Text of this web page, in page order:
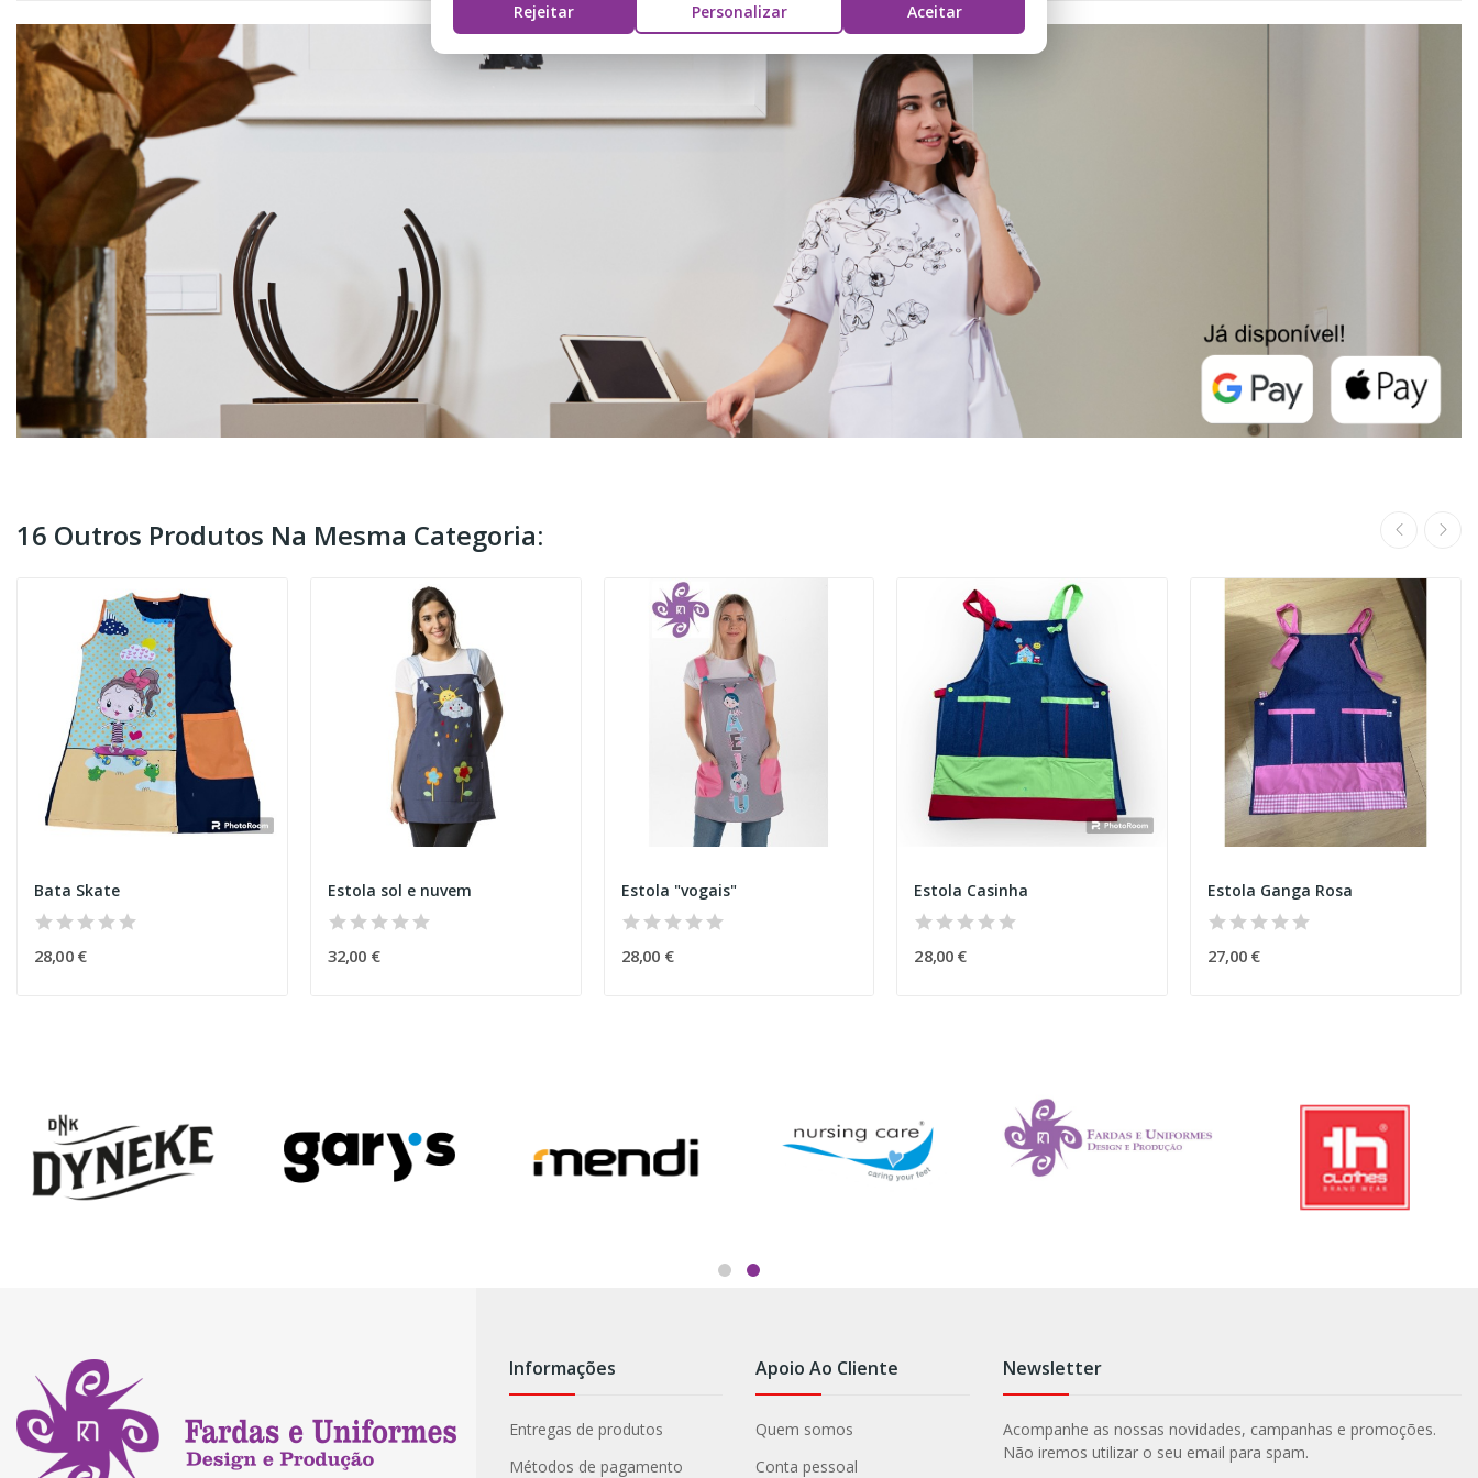
16 Outros Produtos Na Mesma Categoria:
Bata Skate
28,00 €
Estola sol e nuvem
32,00 €
Estola "vogais"
28,00 €
Estola Casinha
28,00 €
Estola Ganga Rosa
27,00 €
Informações
Entregas de produtos
Métodos de pagamento
Apoio Ao Cliente
Quem somos
Conta pessoal
Newsletter
Acompanhe as nossas novidades, campanhas e promoções.
Não iremos utilizar o seu email para spam.
Rejeitar Personalizar Aceitar